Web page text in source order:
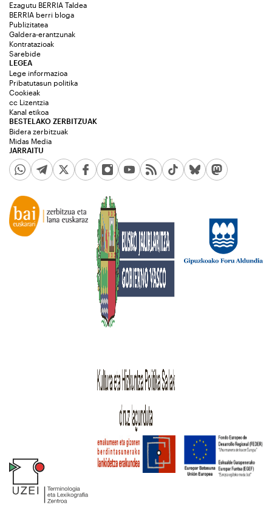
Ezagutu BERRIA Taldea
BERRIA berri bloga
Publizitatea
Galdera-erantzunak
Kontratazioak
Sarebide
JARRAITU
LEGEA
Lege informazioa
Pribatutasun politika
Cookieak
cc Lizentzia
Kanal etikoa
BESTELAKO ZERBITZUAK
Bidera zerbitzuak
Midas Media